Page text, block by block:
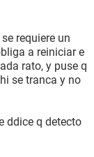
requiere un
a reiniciar e
rato, y puse q
se tranca y no
ddice q detecto